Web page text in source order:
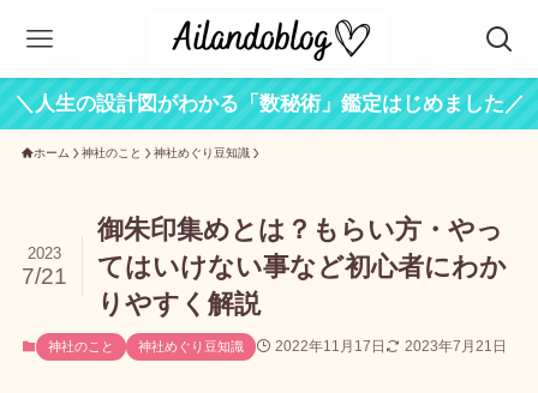
＼人生の設計図がわかる「数秘術」鑑定はじめました／
ホーム 神社のこと 神社めぐり豆知識
御朱印集めとは？もらい方・やっ
てはいけない事など初心者にわか
りやすく解説
2023
7/21
神社のこと 神社めぐり豆知識 2022年11月17日 2023年7月21日